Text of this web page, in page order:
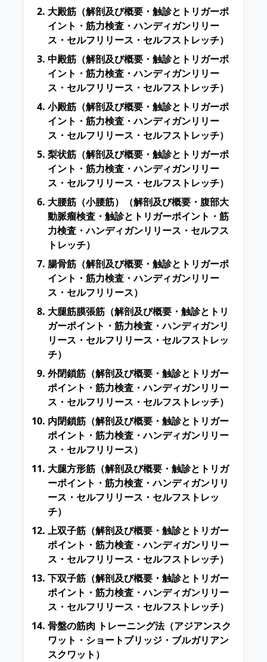
大殿筋 （解剖及び概要・触診とトリガーポ
イント・筋力検査・ハンディガンリリー
ス・セルフリリース・セルフストレッチ）
中殿筋 （解剖及び概要・触診とトリガーポ
イント・筋力検査・ハンディガンリリー
ス・セルフリリース・セルフストレッチ）
小殿筋 （解剖及び概要・触診とトリガーポ
イント・筋力検査・ハンディガンリリー
ス・セルフリリース・セルフストレッチ）
梨状筋 （解剖及び概要・触診とトリガーポ
イント・筋力検査・ハンディガンリリー
ス・セルフリリース・セルフストレッチ）
大腰筋（小腰筋）
（解剖及び概要・腹部大
動脈瘤検査・触診とトリガーポイント・筋
力検査・ハンディガンリリース・セルフス
トレッチ）
腸骨筋 （解剖及び概要・触診とトリガーポ
イント・筋力検査・ハンディガンリリー
ス・セルフリリース）
大腿筋膜張筋 （解剖及び概要・触診とトリ
ガーポイント・筋力検査・ハンディガンリ
リース・セルフリリース・セルフストレッ
チ）
外閉鎖筋 （解剖及び概要・触診とトリガー
ポイント・筋力検査・ハンディガンリリー
ス・セルフリリース・セルフストレッチ）
内閉鎖筋 （解剖及び概要・触診とトリガー
ポイント・筋力検査・ハンディガンリリー
ス・セルフリリース）
大腿方形筋 （解剖及び概要・触診とトリガ
ーポイント・筋力検査・ハンディガンリリ
ース・セルフリリース・セルフストレッ
チ）
上双子筋 （解剖及び概要・触診とトリガー
ポイント・筋力検査・ハンディガンリリー
ス・セルフリリース・セルフストレッチ）
下双子筋 （解剖及び概要・触診とトリガー
ポイント・筋力検査・ハンディガンリリー
ス・セルフリリース・セルフストレッチ）
骨盤の筋肉 トレーニング法（アジアンスク
ワット・ショートブリッジ・ブルガリアン
スクワット）